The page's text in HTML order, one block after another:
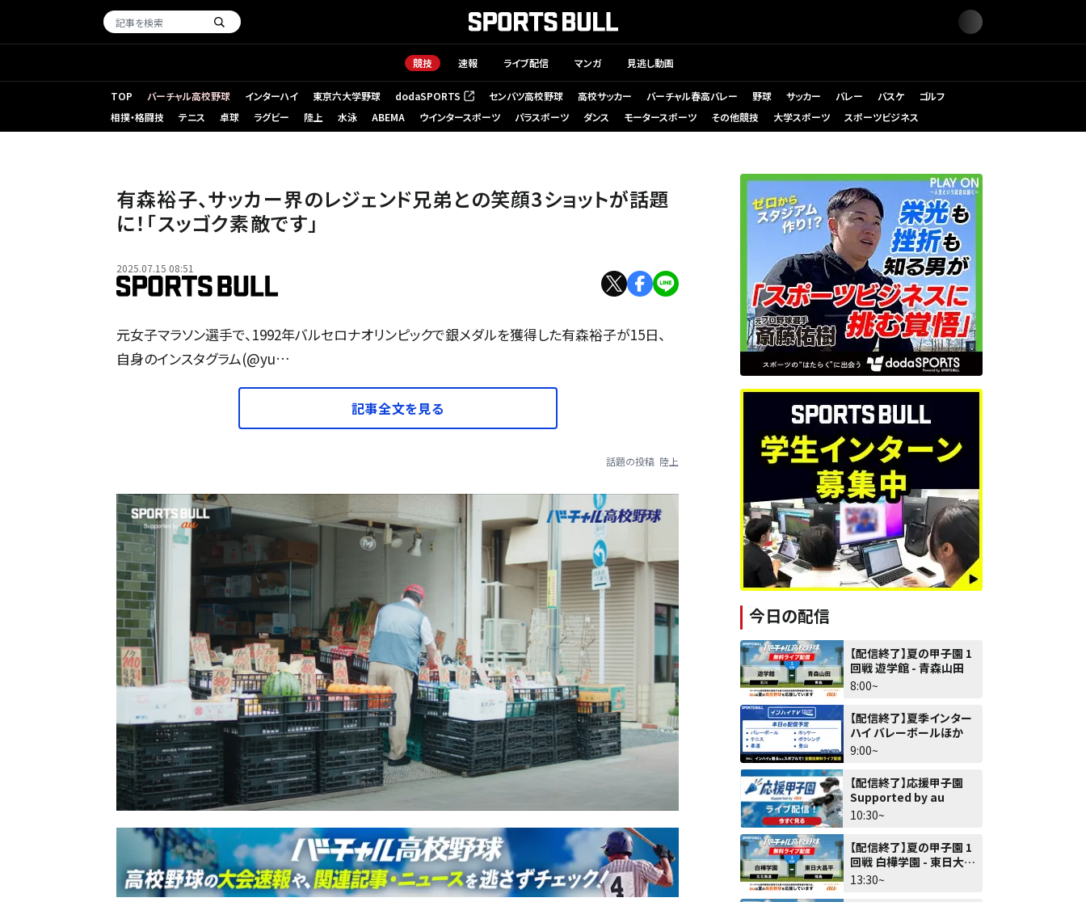
競技 速報 ライブ配信 マンガ 見逃し動画
TOP バーチャル高校野球 インターハイ 東京六大学野球 dodaSPORTS
（新しいタブで開く） センバツ高校野球 高校サッカー バーチャル春高バレー 野球 サッカー バレー バスケ
ゴルフ
相撲・格闘技
テニス 卓球 ラグビー 陸上 水泳 ABEMA ウインタースポーツ パラスポーツ ダンス モータースポーツ その他競技 大学スポーツ スポーツビジネス
有森裕子、サッカー界のレジェンド兄弟との笑顔3ショットが話題
に！「スッゴク素敵です」
2025.07.15 08:51
元女子マラソン選手で、1992年バルセロナオリンピックで銀メダルを獲得した有森裕子が15日、
自身のインスタグラム(@yu…
記事全文を見る
話題の投稿 陸上
今日の配信
【配信終了】夏の甲子園 1
回戦 遊学館 - 青森山田
8:00~
【配信終了】夏季インター
ハイ バレーボールほか
9:00~
【配信終了】応援甲子園
Supported by au
10:30~
【配信終了】夏の甲子園 1
回戦 白樺学園 - 東日大昌
平
13:30~